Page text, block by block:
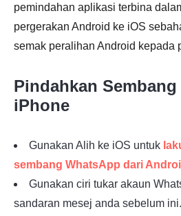
3.
pemindahan aplikasi terbina
pergerakan Android ke iOS
semak peralihan Android kepada
Pindahkan
iPhone
Gunakan Alih ke iOS untuk
sembang WhatsApp dari
Gunakan ciri tukar akaun
sandaran mesej anda sebelum